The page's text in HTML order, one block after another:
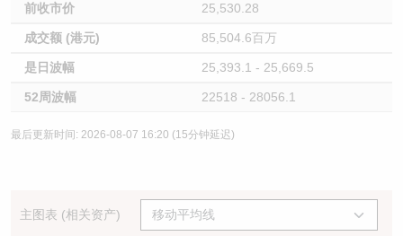
前收市价 25,530.28
成交额 (港元) 85,504.6百万
是日波幅 25,393.1 - 25,669.5
52周波幅 22518 - 28056.1
最后更新时间: 2026-08-07 16:20 (15分钟延迟)
主图表 (相关资产)